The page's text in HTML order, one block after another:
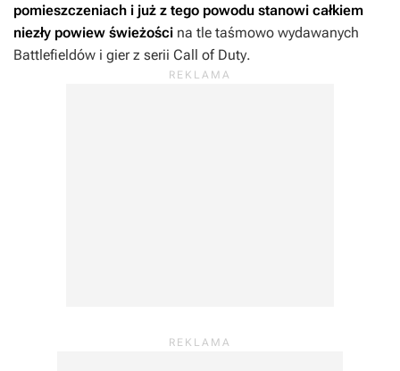
pomieszczeniach i już z tego powodu stanowi całkiem
niezły powiew świeżości na tle taśmowo wydawanych
Battlefieldów i gier z serii Call of Duty.